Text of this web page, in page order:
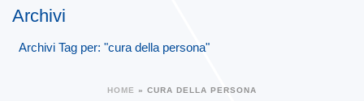
Archivi
Archivi Tag per: "cura della persona"
HOME » CURA DELLA PERSONA